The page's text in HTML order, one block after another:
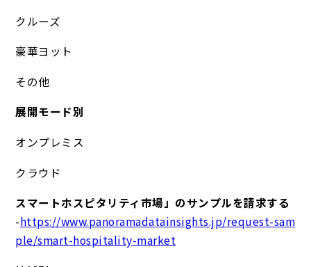
クルーズ
豪華ヨット
その他
展開モード別
オンプレミス
クラウド
スマートホスピタリティ市場」のサンプルを請求する
-https://www.panoramadatainsights.jp/request-sam
ple/smart-hospitality-market